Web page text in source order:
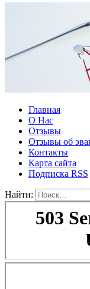
Главная
О Нас
Отзывы
Отзывы об
Контакты
Карта сайта
Подписка RSS
Найти: